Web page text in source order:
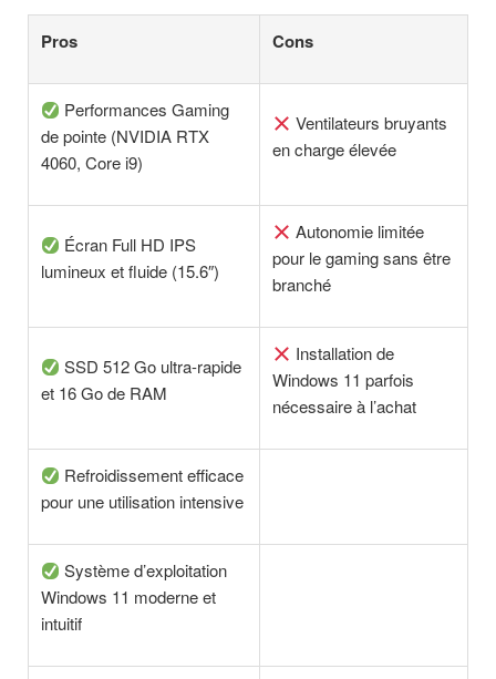
Pros Cons
Performances Gaming
de pointe (NVIDIA RTX
4060, Core i9)
Ventilateurs bruyants
en charge élevée
Écran Full HD IPS
lumineux et fluide (15.6″)
Autonomie limitée
pour le gaming sans être
branché
SSD 512 Go ultra-rapide
et 16 Go de RAM
Installation de
Windows 11 parfois
nécessaire à l’achat
Refroidissement efficace
pour une utilisation intensive
Système d’exploitation
Windows 11 moderne et
intuitif